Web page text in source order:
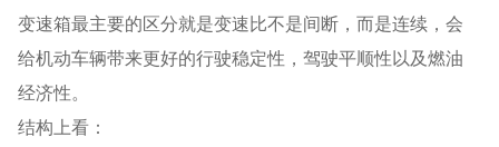
变速箱最主要的区分就是变速比不是间断，而是连续，会
给机动车辆带来更好的行驶稳定性，驾驶平顺性以及燃油
经济性。
结构上看：